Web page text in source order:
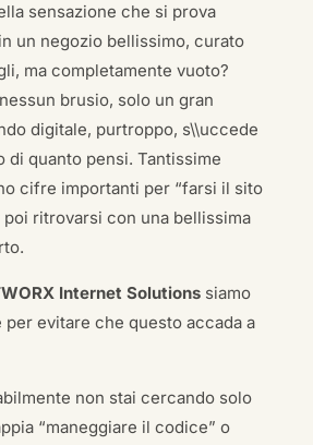
sensazione che si prova
un negozio bellissimo, curato
ma completamente vuoto?
brusio, solo un gran
digitale, purtroppo, s\\uccede
di quanto pensi. Tantissime
cifre importanti per “farsi il sito
poi ritrovarsi con una bellissima
Internet Solutionssiamo
per evitare che questo accada a
non stai cercando solo
“maneggiare il codice” o